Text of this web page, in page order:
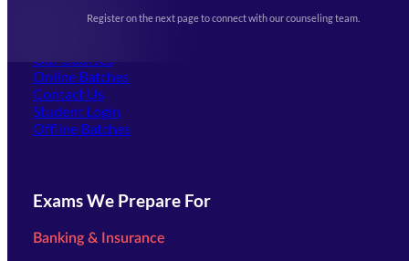
Register on the next page to connect with our counseling team.
(opens in new tab)
Our Courses
Online Batches
Contact Us
Student Login
Offline Batches
Exams We Prepare For
Banking & Insurance